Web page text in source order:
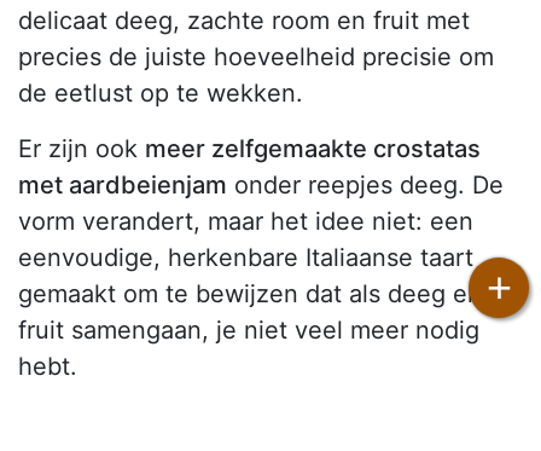
delicaat deeg, zachte room en fruit met
precies de juiste hoeveelheid precisie om
de eetlust op te wekken.
Er zijn ook meer zelfgemaakte crostatas
met aardbeienjam onder reepjes deeg. De
vorm verandert, maar het idee niet: een
eenvoudige, herkenbare Italiaanse taart
gemaakt om te bewijzen dat als deeg en
fruit samengaan, je niet veel meer nodig
hebt.
+